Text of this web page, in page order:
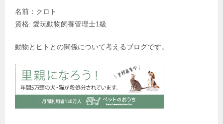
名前：クロト
資格: 愛玩動物飼養管理士1級
動物とヒトとの関係について考えるブログです。